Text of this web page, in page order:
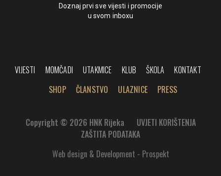
Doznaj prvi sve vijesti i promocije
u svom inboxu
VIJESTI MOMČADI UTAKMICE KLUB ŠKOLA
KONTAKT
SHOP
ČLANSTVO ULAZNICE PRESS
Copyright © 2026 HNK Rijeka
UVJETI KORIŠTENJA
ZAŠTITA PODATAKA
Web design & Development - Prospekt